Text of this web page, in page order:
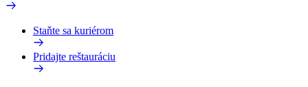
Staňte sa kuriérom
Pridajte reštauráciu